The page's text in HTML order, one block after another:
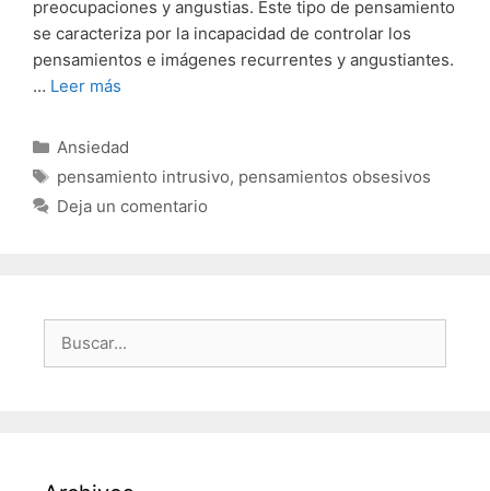
preocupaciones y angustias. Este tipo de pensamiento
se caracteriza por la incapacidad de controlar los
pensamientos e imágenes recurrentes y angustiantes.
… Leer más
Categorías
Ansiedad
Etiquetas
pensamiento intrusivo, pensamientos obsesivos
Deja un comentario